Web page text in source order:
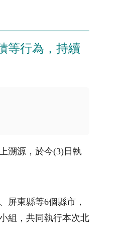
等行為，持續
溯源，於今(3) 日執
屏東縣等6個縣市，
組，共同執行本次北